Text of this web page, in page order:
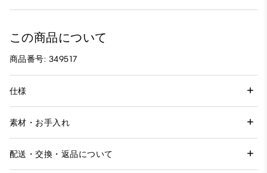
この商品について
商品番号: 349517
仕様
素材・お手入れ
配送・交換・返品について